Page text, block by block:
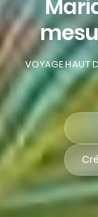
VOYAGE HAUT